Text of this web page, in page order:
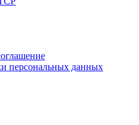
персональных данных